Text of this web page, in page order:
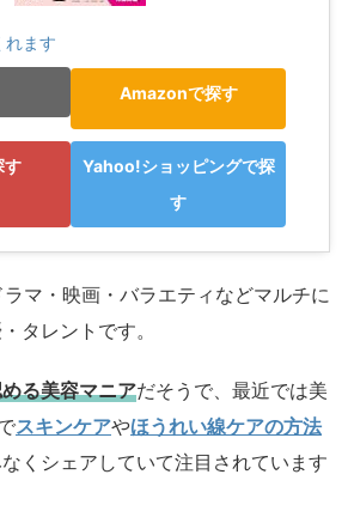
れます
Amazonで探す
す
Yahoo!ショッピングで探
す
マ・映画・バラエティなどマルチに
タレントです。
る美容マニアだそうで、最近では美
スキンケアやほうれい線ケアの方法
くシェアしていて注目されています